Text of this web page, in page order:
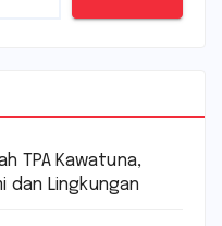
TPA Kawatuna,
dan Lingkungan